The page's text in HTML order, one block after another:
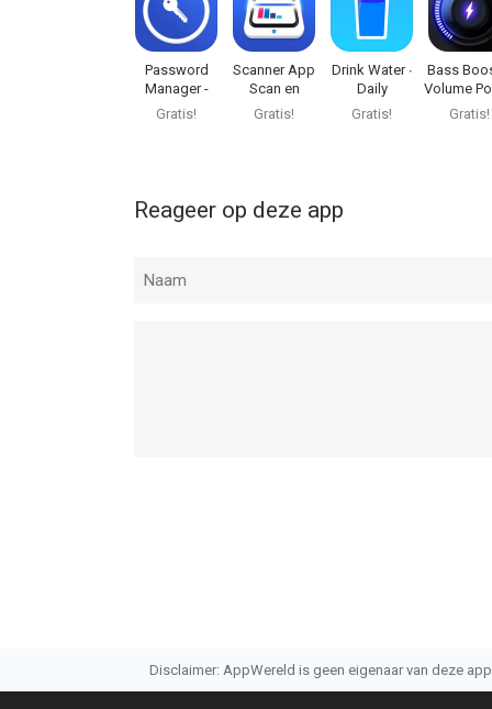
Password
Manager -
Safe Lock
Gratis!
Scanner App
Scan en
Onderteken
Gratis!
Drink Water ∙
Daily
Reminder
Gratis!
Bass
Volume
Amp
Gratis!
Reageer op deze app
Disclaimer: AppWereld is geen eigenaar van deze